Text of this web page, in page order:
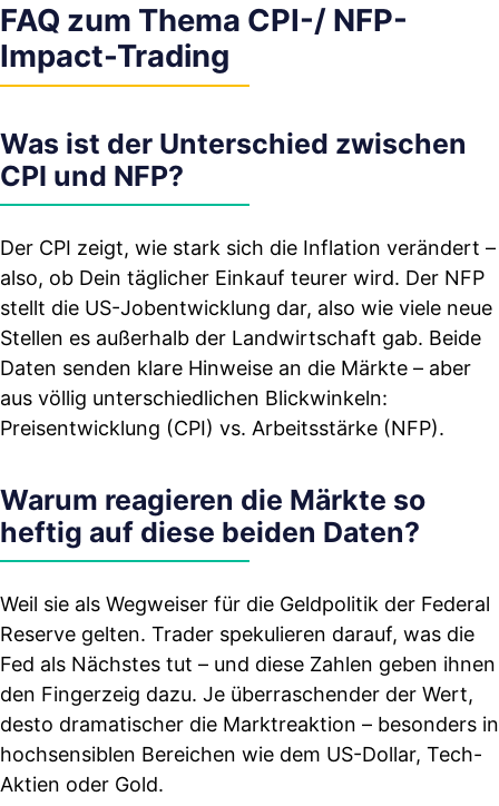
FAQ zum Thema CPI-/ NFP-
Impact-Trading
Was ist der Unterschied zwischen
CPI und NFP?
Der CPI zeigt, wie stark sich die Inflation verändert –
also, ob Dein täglicher Einkauf teurer wird. Der NFP
stellt die US-Jobentwicklung dar, also wie viele neue
Stellen es außerhalb der Landwirtschaft gab. Beide
Daten senden klare Hinweise an die Märkte – aber
aus völlig unterschiedlichen Blickwinkeln:
Preisentwicklung (CPI) vs. Arbeitsstärke (NFP).
Warum reagieren die Märkte so
heftig auf diese beiden Daten?
Weil sie als Wegweiser für die Geldpolitik der Federal
Reserve gelten. Trader spekulieren darauf, was die
Fed als Nächstes tut – und diese Zahlen geben ihnen
den Fingerzeig dazu. Je überraschender der Wert,
desto dramatischer die Marktreaktion – besonders in
hochsensiblen Bereichen wie dem US-Dollar, Tech-
Aktien oder Gold.